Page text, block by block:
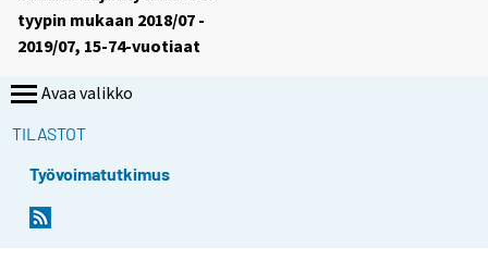
tyypin mukaan 2018/07 -
2019/07, 15-74-vuotiaat
Avaa valikko
TILASTOT
Työvoimatutkimus